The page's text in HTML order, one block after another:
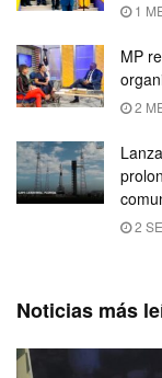
1
MP
2
2
Noticias más